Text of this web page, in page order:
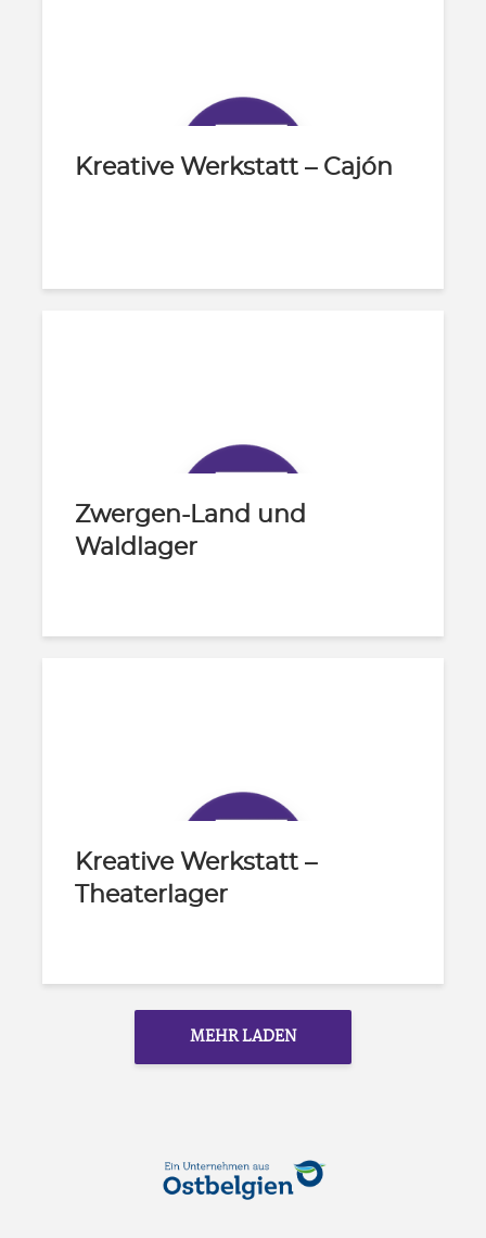
Kreative Werkstatt – Cajón
Zwergen-Land und
Waldlager
Kreative Werkstatt –
Theaterlager
MEHR LADEN